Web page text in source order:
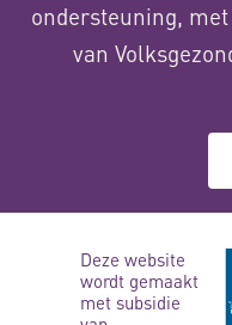
ondersteuning,
van
Deze website
wordt gemaakt
met subsidie